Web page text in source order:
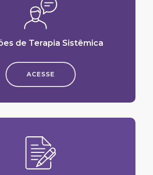
de Terapia Sistêmica
ACESSE